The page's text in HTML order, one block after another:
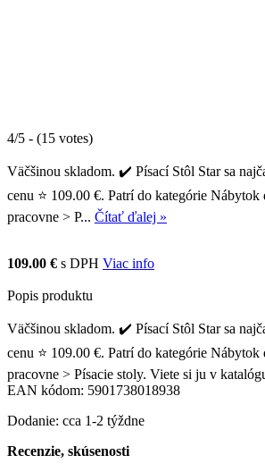
4/5 - (15 votes)
Väčšinou skladom. ✔️ Písací Stôl Star sa
cenu ⭐ 109.00 €. Patrí do kategórie Nábytok
pracovne > P... Čítať ďalej »
109.00 € s DPH Viac info
Popis produktu
Väčšinou skladom. ✔️ Písací Stôl Star sa
cenu ⭐ 109.00 €. Patrí do kategórie Nábytok
pracovne > Písacie stoly. Viete si ju v
EAN kódom: 5901738018938
Dodanie: cca 1-2 týždne
Recenzie, skúsenosti